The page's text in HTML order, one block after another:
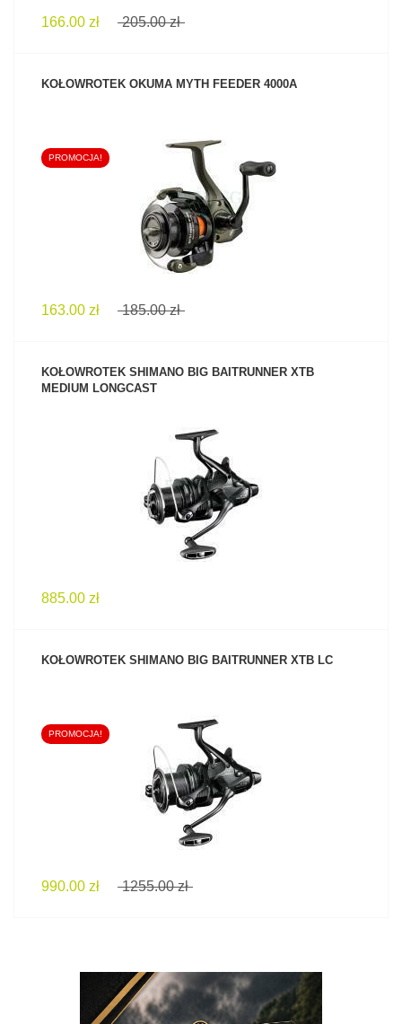
166.00 zł 205.00 zł
KOŁOWROTEK OKUMA MYTH FEEDER 4000A
ZOBACZ PRODUKT
PROMOCJA!
163.00 zł 185.00 zł
KOŁOWROTEK SHIMANO BIG BAITRUNNER XTB
MEDIUM LONGCAST
ZOBACZ PRODUKT
885.00 zł
KOŁOWROTEK SHIMANO BIG BAITRUNNER XTB LC
ZOBACZ PRODUKT
PROMOCJA!
990.00 zł 1255.00 zł